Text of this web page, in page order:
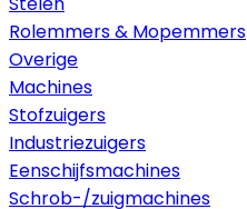
Rolemmers & Mopemmers
Overige
Machines
Stofzuigers
Industriezuigers
Eenschijfsmachines
Schrob-/zuigmachines